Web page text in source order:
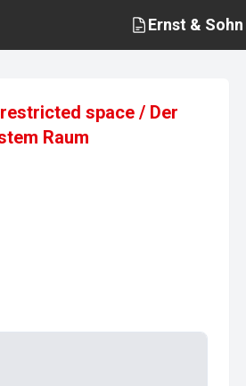
Ernst & Sohn
space / Der
Raum